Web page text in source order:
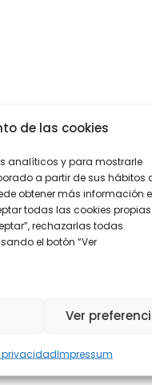
de las cookies
analíticos y para mostrarle
a partir de sus hábitos
obtener más información
todas las cookies
rechazarlas todas
el botón “Ver
Ver
privacidadImpressum